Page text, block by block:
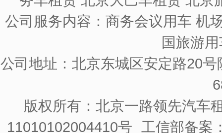
公司服务内容：商务会议用车 机
国旅游
公司地址：北京东城区安定路20
版权所有：北京一路领先汽车
11010102004410号 工信部备案